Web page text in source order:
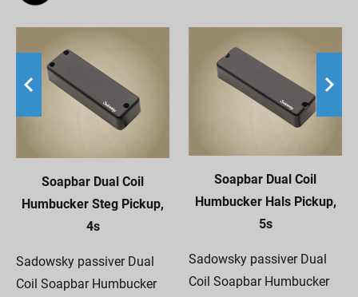
Soapbar Dual Coil
Humbucker Steg Pickup,
4s
Sadowsky passiver Dual
Coil Soapbar Humbucker
Soapbar Dual Coil
Humbucker Hals Pickup,
5s
Sadowsky passiver Dual
Coil Soapbar Humbucker